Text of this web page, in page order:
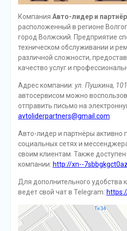
Компания Авто-лидер и
расположенный в регионе
город Волжский. Предприятие
техническом обслуживании и
различной сложности,
качество услуг и
Адрес компании: ул. Пушкина,
автосервисом можно
отправить письмо на
avtoliderpartners@gmail.com.
Авто-лидер и партнёры активно
социальных сетях и
своим клиентам. Также
компании: http://xn--
Для дополнительного удобства
ведет свой чат в Telegram: